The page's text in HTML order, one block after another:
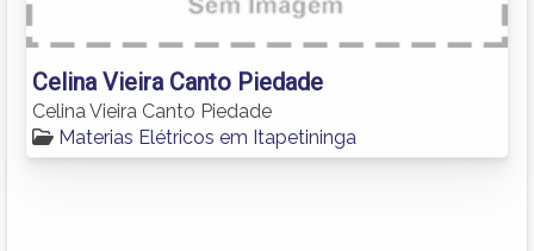
Celina Vieira Canto Piedade
Celina Vieira Canto Piedade
Materias Elétricos em Itapetininga